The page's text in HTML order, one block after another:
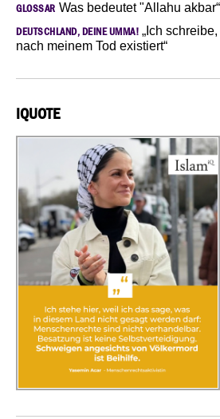
GLOSSAR Was bedeutet "Allahu
DEUTSCHLAND, DEINE UMMA! „Ich
nach meinem Tod existiert“
IQUOTE